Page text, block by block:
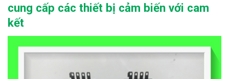
cung cấp các thiết bị cảm biến với cam
kết